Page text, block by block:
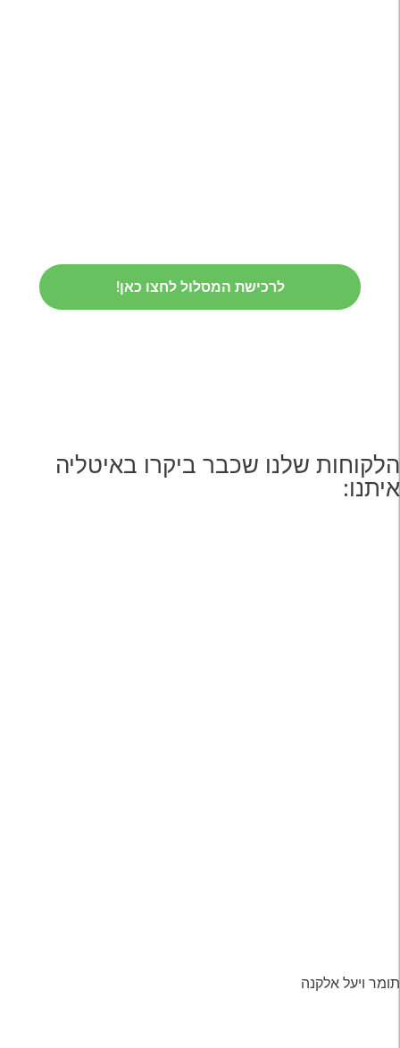
לרכישת המסלול לחצו כאן!
הלקוחות שלנו שכבר ביקרו באיטליה
איתנו:
תומר ויעל אלקנה